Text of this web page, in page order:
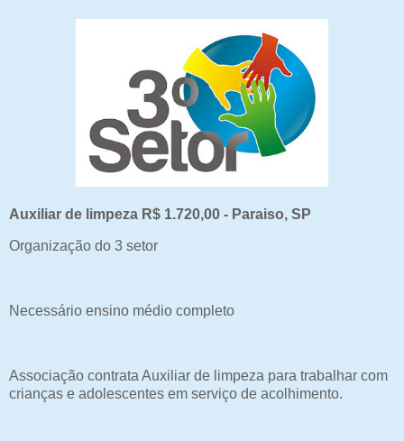
Auxiliar de limpeza R$ 1.720,00 - Paraiso, SP
Organização do 3 setor
Necessário ensino médio completo
Associação contrata Auxiliar de limpeza para trabalhar com
crianças e adolescentes em serviço de acolhimento.